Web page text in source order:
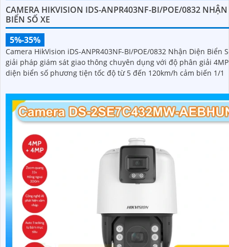
CAMERA HIKVISION IDS-ANPR403NF-BI/POE/0832
BIỂN SỐ XE
5%-35%
Camera HikVision iDS-ANPR403NF-BI/POE/0832 Nhận Diện Biển
giải pháp giám sát giao thông chuyên dụng với độ phân giải
diện biển số phương tiện tốc độ từ 5 đến 120km/h cảm biến 1/1